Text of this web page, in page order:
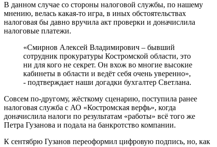
В данном случае со стороны налоговой службы, по нашему
мнению, велась какая-то игра, в иных обстоятельствах
налоговая бы давно вручила акт проверки и доначислила
налоговые платежи.
«Смирнов Алексей Владимирович – бывший
сотрудник прокуратуры Костромской области, это
ни для кого не секрет. Он вхож во многие высокие
кабинеты в области и ведёт себя очень уверенно»,
- подтверждает наши догадки бухгалтер Светлана.
Совсем по-другому, жёсткому сценарию, поступила ранее
налоговая служба с АО «Костромская верфь», когда
доначислила налоги по результатам «работы» всё того же
Петра Гузанова и подала на банкротство компании.
К сентябрю Гузанов переоформил цифровую подпись, но, как